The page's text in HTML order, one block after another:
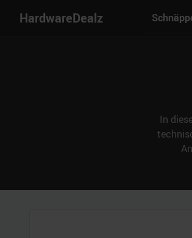
HardwareDealz
In